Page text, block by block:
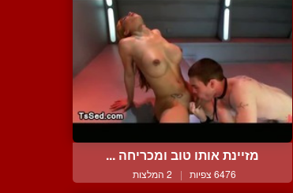
מזיינת אותו טוב ומכריחה ...
6476 צפיות | 2 המלצות